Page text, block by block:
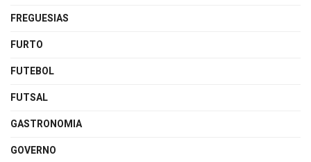
FREGUESIAS
FURTO
FUTEBOL
FUTSAL
GASTRONOMIA
GOVERNO